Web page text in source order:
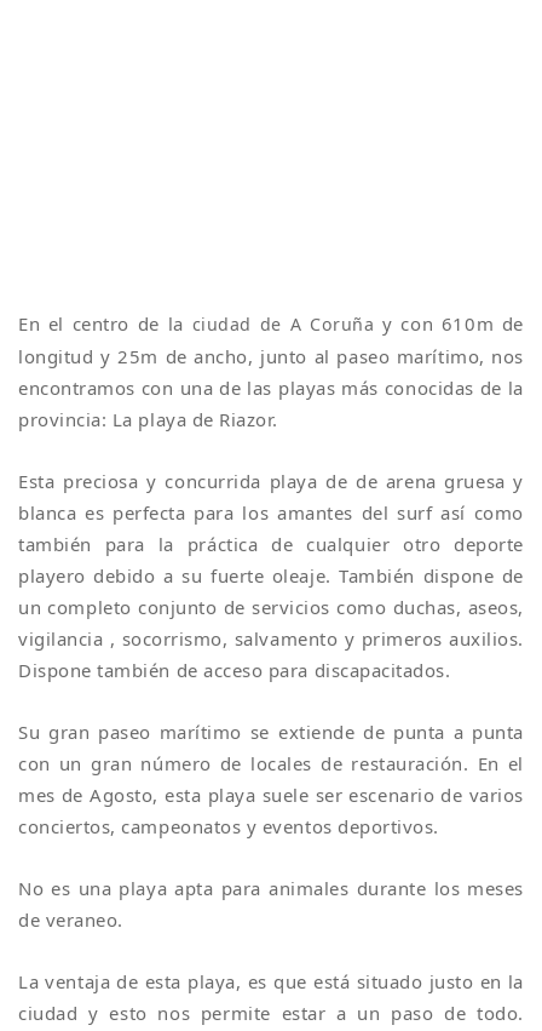
En el centro de la ciudad de A Coruña y con 610m de
longitud y 25m de ancho, junto al paseo marítimo, nos
encontramos con una de las playas más conocidas de la
provincia: La playa de Riazor.
Esta preciosa y concurrida playa de de arena gruesa y
blanca es perfecta para los amantes del surf así como
también para la práctica de cualquier otro deporte
playero debido a su fuerte oleaje. También dispone de
un completo conjunto de servicios como duchas, aseos,
vigilancia , socorrismo, salvamento y primeros auxilios.
Dispone también de acceso para discapacitados.
Su gran paseo marítimo se extiende de punta a punta
con un gran número de locales de restauración. En el
mes de Agosto, esta playa suele ser escenario de varios
conciertos, campeonatos y eventos deportivos.
No es una playa apta para animales durante los meses
de veraneo.
La ventaja de esta playa, es que está situado justo en la
ciudad y esto nos permite estar a un paso de todo.